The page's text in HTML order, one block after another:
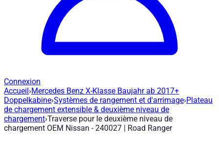
Connexion
Traverse pour le deuxième niveau de
Réf. article:240027|Marque: Road Ranger® | Fabricant
Accueil›Mercedes Benz X-Klasse Baujahr ab 2017+
Doppelkabine›Systèmes de rangement et d'arrimage›Plateau
de chargement extensible & deuxième niveau de
chargement›Traverse pour le deuxième niveau de
chargement OEM Nissan - 240027 | Road Ranger